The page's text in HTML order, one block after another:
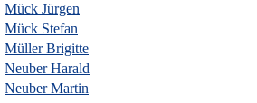
Mück Jürgen
Mück Stefan
Müller Brigitte
Neuber Harald
Neuber Martin